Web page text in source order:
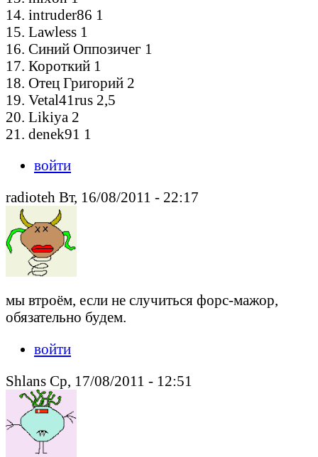
14. intruder86 1
15. Lawless 1
16. Синий Оппозичег 1
17. Короткий 1
18. Отец Григорий 2
19. Vetal41rus 2,5
20. Likiya 2
21. denek91 1
войти
radioteh Вт, 16/08/2011 - 22:17
мы втроём, если не случиться форс-мажор,
обязательно будем.
войти
Shlans Ср, 17/08/2011 - 12:51